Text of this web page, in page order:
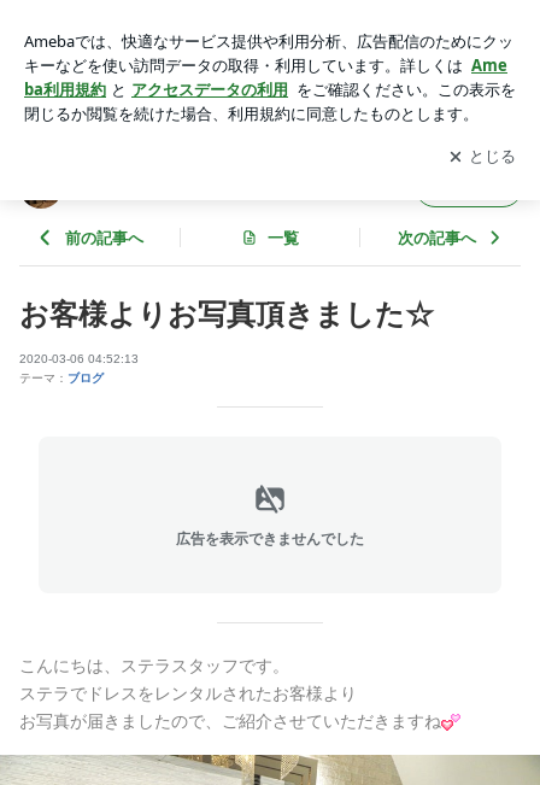
☆町田☆アプリをダウンロードして ブログの更新通知
を受け取りまし
ょう。
開く
前の記事へ 一覧 次の記事へ
お客様よりお写真頂きました☆
2020-03-06 04:52:13
テーマ： ブログ
広告を表示できませんでした
こんにちは、ステラスタッフです。
ステラでドレスをレンタルされたお客様より
お写真が届きましたので、ご紹介させていただきますね